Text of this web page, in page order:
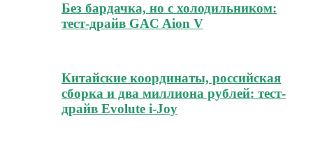
Без бардачка, но с холодильником:
тест-драйв GAC Aion V
Китайские координаты, российская
сборка и два миллиона рублей: тест-
драйв Evolute i-Joy